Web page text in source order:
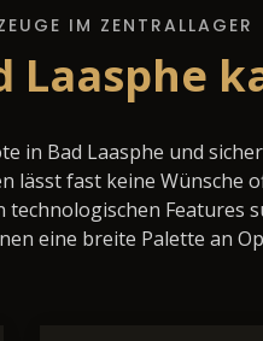
IM ZENTRALLAGER
Laasphe
in Bad Laasphe und
lässt fast keine Wünsche
eine breite Palette an